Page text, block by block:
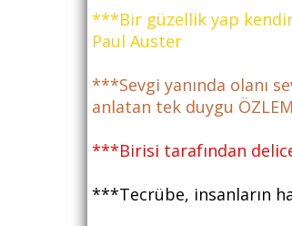
***Bir güzellik yap
Paul Auster
***Sevgi yanında olanı
anlatan tek duygu
***Birisi tarafından
***Tecrübe, insanların